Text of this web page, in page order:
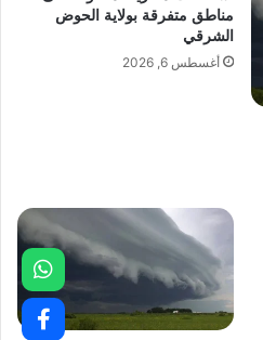
مناطق متفرقة بولاية الحوض
الشرقي
أغسطس 6, 2026